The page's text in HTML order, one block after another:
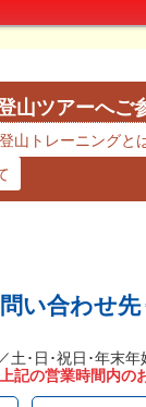
山ツアーへご
登山トレーニングと
い合わせ先
土･日･祝日･年末年
上記の営業時間内の